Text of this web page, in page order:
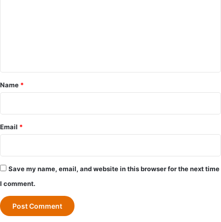
*
Name *
Email *
Save my name, email, and website in this browser for the next time
I comment.